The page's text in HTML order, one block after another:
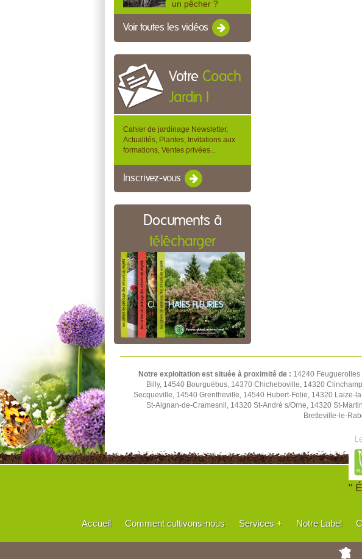
un pêcher ?
Voir toutes les vidéos
Votre Coach
Jardin !
Cahier de jardinage Newsletter,
Actualités, Plantes, Invitations aux
formations, Ventes privées...
Inscrivez-vous
Documents à
télécharger
Notre exploitation est située à proximité de : 14240
Billy, 14540 Bourguébus, 14370 Chicheboville, 14320
Secqueville, 14540 Grentheville, 14540 Hubert-Folie, 14320 Laize-
St-Aignan-de-Cramesnil, 14320 St-André s/Orne, 14320 St-
Bretteville-le-
"
Accueil Comment cultivons-nous Services + Notre Label